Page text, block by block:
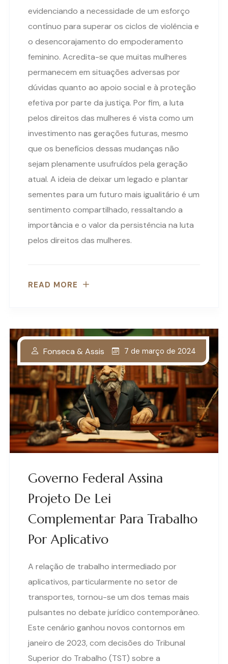
evidenciando a necessidade de um esforço
contínuo para superar os ciclos de violência e
o desencorajamento do empoderamento
feminino. Acredita-se que muitas mulheres
permanecem em situações adversas por
dúvidas quanto ao apoio social e à proteção
efetiva por parte da justiça. Por fim, a luta
pelos direitos das mulheres é vista como um
investimento nas gerações futuras, mesmo
que os benefícios dessas mudanças não
sejam plenamente usufruídos pela geração
atual. A ideia de deixar um legado e plantar
sementes para um futuro mais igualitário é um
sentimento compartilhado, ressaltando a
importância e o valor da persistência na luta
pelos direitos das mulheres.
READ MORE
Governo Federal Assina
Projeto De Lei
Complementar Para Trabalho
Por Aplicativo
Fonseca & Assis 7 de março de 2024
A relação de trabalho intermediado por
aplicativos, particularmente no setor de
transportes, tornou-se um dos temas mais
pulsantes no debate jurídico contemporâneo.
Este cenário ganhou novos contornos em
janeiro de 2023, com decisões do Tribunal
Superior do Trabalho (TST) sobre a